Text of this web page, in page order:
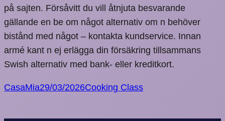
på sajten. Försåvitt du vill åtnjuta besvarande
gällande en be om något alternativ om n behöver
bistånd med något – kontakta kundservice. Innan
armé kant n ej erlägga din försäkring tillsammans
Swish alternativ med bank- eller kreditkort.
CasaMia29/03/2026Cooking Class